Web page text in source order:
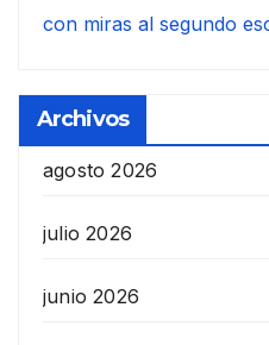
con miras al segundo
Archivos
agosto 2026
julio 2026
junio 2026